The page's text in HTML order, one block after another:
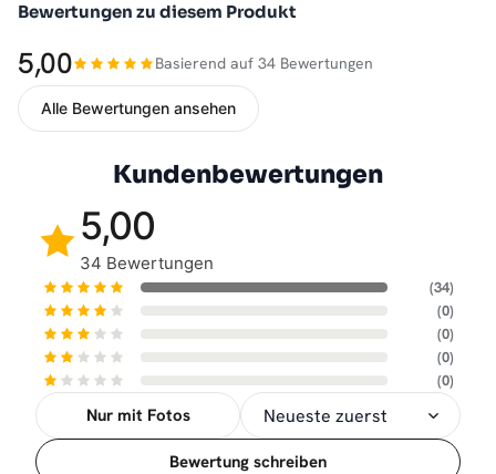
Bewertungen zu diesem Produkt
5,00 Basierend auf 34 Bewertungen
Alle Bewertungen ansehen
Kundenbewertungen
5,00
34 Bewertungen
(34)
(0)
(0)
(0)
(0)
Nur mit Fotos
Sortierung
Bewertung schreiben